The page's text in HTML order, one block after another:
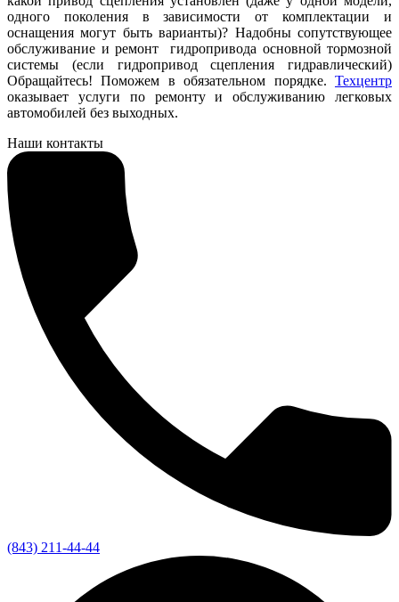
одного поколения в зависимости от комплектации и
оснащения могут быть варианты)? Надобны сопутствующее
обслуживание и ремонт гидропривода основной тормозной
системы (если гидропривод сцепления гидравлический)
Обращайтесь! Поможем в обязательном порядке. Техцентр
оказывает услуги по ремонту и обслуживанию легковых
автомобилей без выходных.
Наши контакты
(843) 211-44-44